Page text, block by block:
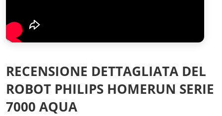
RECENSIONE DETTAGLIATA DEL
ROBOT PHILIPS HOMERUN SERIE
7000 AQUA